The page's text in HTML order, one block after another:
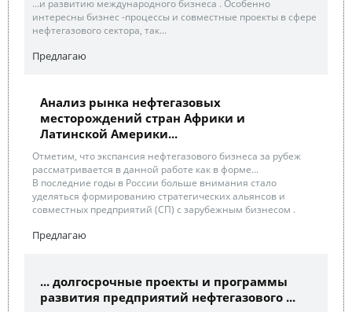
...и развитию международного бизнеса . Особенно
интересны бизнес -процессы и совместные проекты в сфере
нефтегазового сектора, так...
Предлагаю
Анализ рынка нефтегазовых
месторождений стран Африки и
Латинской Америки...
Отметим, что экспансия нефтегазового бизнеса за рубеж
рассматривается в данной работе как в форме...
В последние годы в России больше внимания стало
уделяться формированию стратегических альянсов и
совместных предприятий (СП) с зарубежным бизнесом .
Предлагаю
... долгосрочные проекты и программы
развития предприятий нефтегазового ...